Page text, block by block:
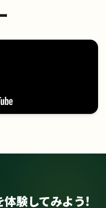
体験してみよう!